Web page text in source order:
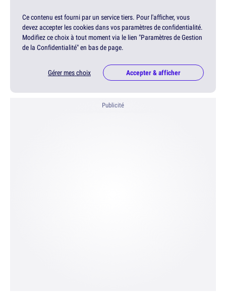
Ce contenu est fourni par un service tiers. Pour l'afficher, vous
devez accepter les cookies dans vos paramètres de confidentialité.
Modifiez ce choix à tout moment via le lien "Paramètres de Gestion
de la Confidentialité" en bas de page.
Gérer mes choix Accepter & afficher
Publicité